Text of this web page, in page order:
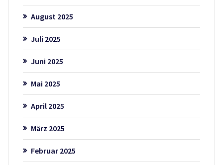
August 2025
Juli 2025
Juni 2025
Mai 2025
April 2025
März 2025
Februar 2025